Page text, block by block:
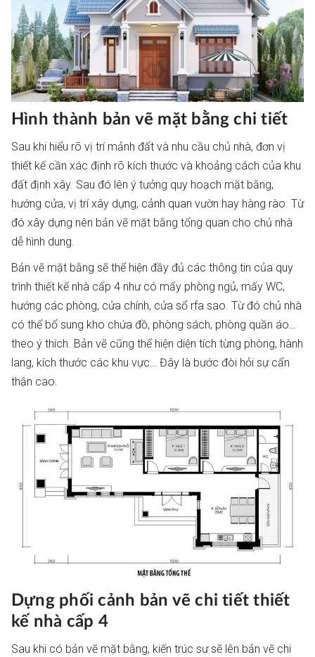
Hình thành bản vẽ mặt bằng chi tiết
Sau khi hiểu rõ vị trí mảnh đất và nhu cầu chủ nhà, đơn vị
thiết kế cần xác định rõ kích thước và khoảng cách của khu
đất định xây. Sau đó lên ý tưởng quy hoạch mặt bằng,
hướng cửa, vị trí xây dựng, cảnh quan vườn hay hàng rào. Từ
đó xây dựng nên bản vẽ mặt bằng tổng quan cho chủ nhà
dễ hình dung.
Bản vẽ mặt bằng sẽ thể hiện đầy đủ các thông tin của quy
trình thiết kế nhà cấp 4 như có mấy phòng ngủ, mấy WC,
hướng các phòng, cửa chính, cửa sổ rfa sao. Từ đó chủ nhà
có thể bổ sung kho chứa đồ, phòng sách, phòng quần áo…
theo ý thích. Bản vẽ cũng thể hiện diện tích từng phòng, hành
lang, kích thước các khu vực… Đây là bước đòi hỏi sự cẩn
thận cao.
Dựng phối cảnh bản vẽ chi tiết thiết
kế nhà cấp 4
Sau khi có bản vẽ mặt bằng, kiến trúc sư sẽ lên bản vẽ chi